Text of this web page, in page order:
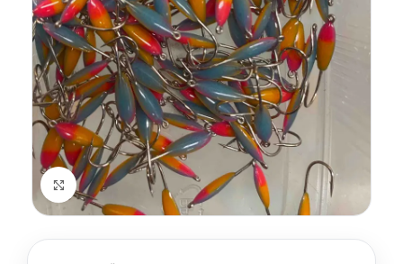
Spustelėkite norėdami padidinti